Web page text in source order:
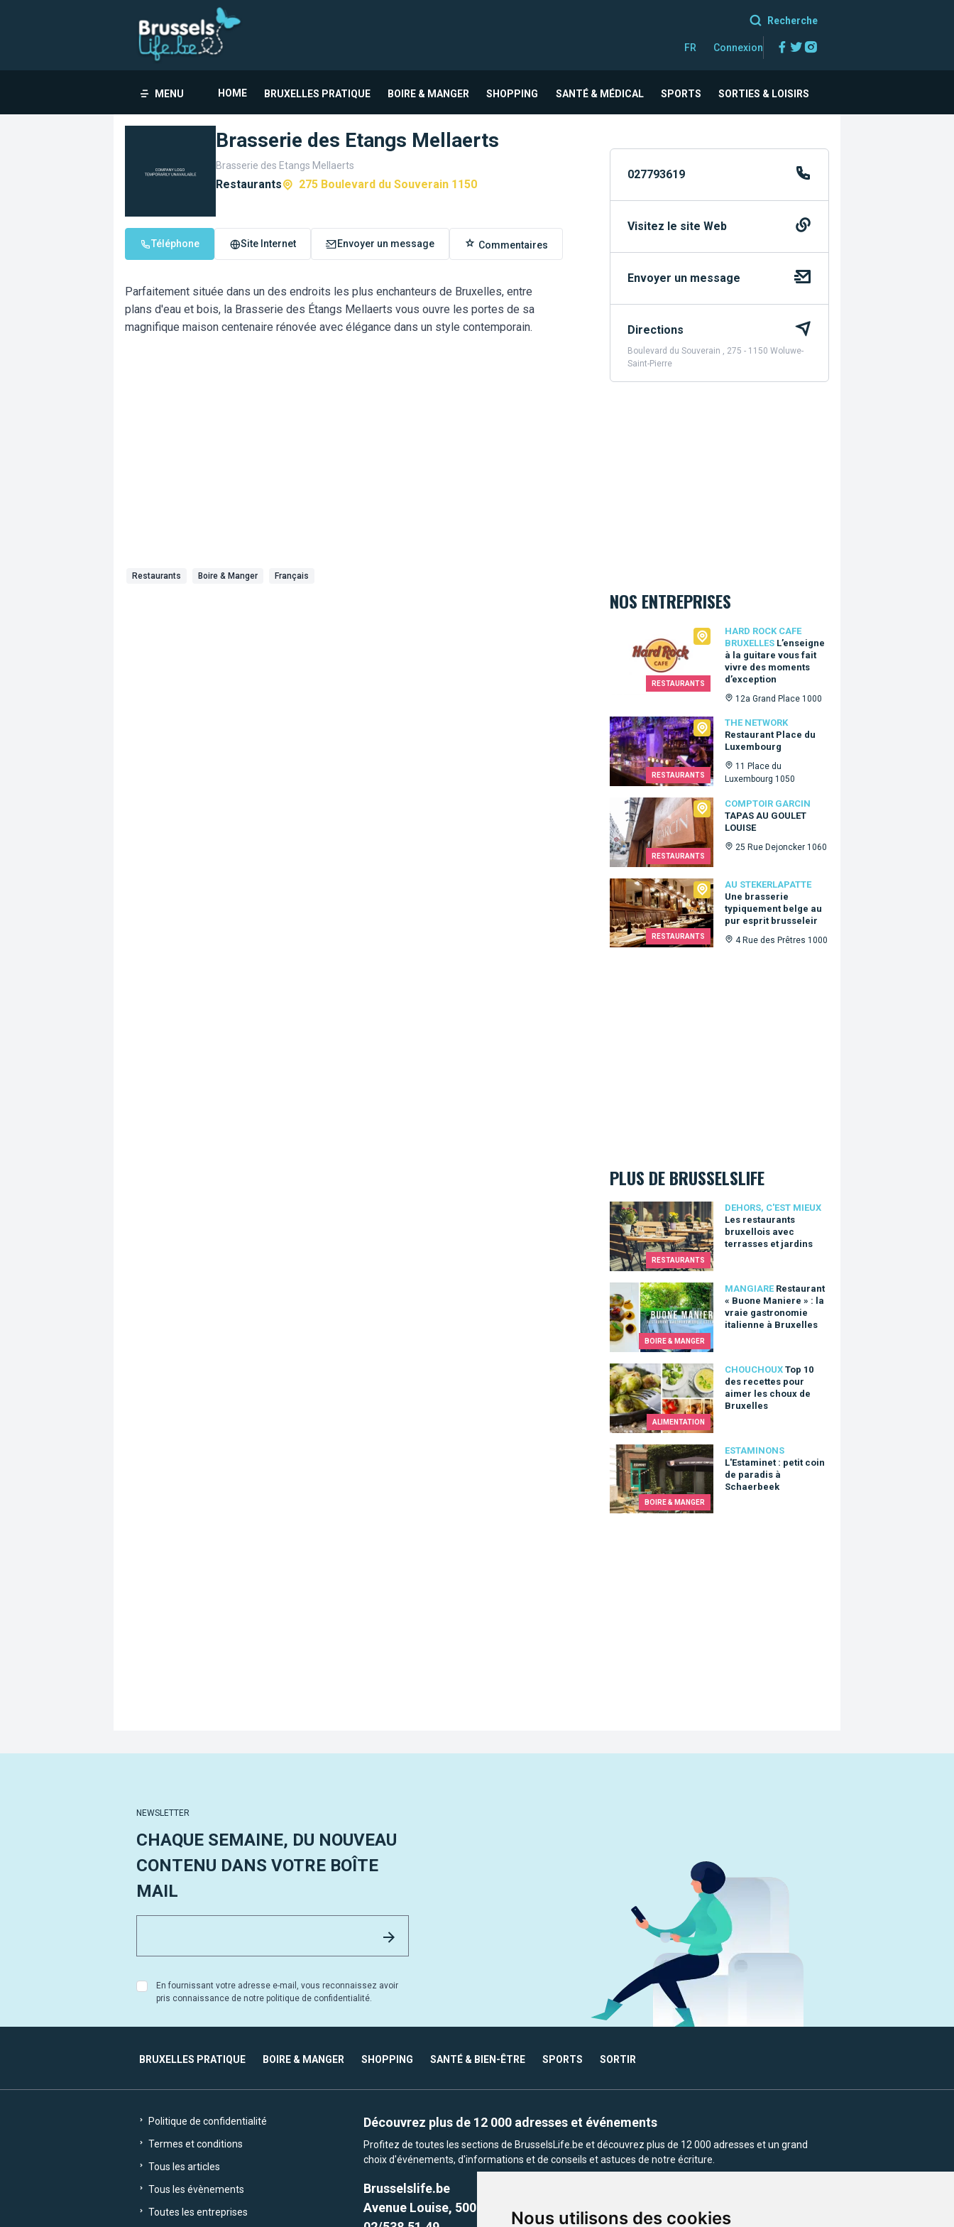
Nous utilisons des cookies
Recherche
FR Connexion Facebook
Twitter
MENU HOME BRUXELLES PRATIQUE BOIRE & MANGER SHOPPING SANTÉ & MÉDICAL SPORTS SORTIES & LOISIRS
Brasserie des Etangs Mellaerts
Brasserie des Etangs Mellaerts
Restaurants 275 Boulevard du Souverain 1150
Téléphone Site Internet Envoyer un message Commentaires
Parfaitement située dans un des endroits les plus enchanteurs de Bruxelles, entre
plans d'eau et bois, la Brasserie des Étangs Mellaerts vous ouvre les portes de sa
magnifique maison centenaire rénovée avec élégance dans un style contemporain.
Restaurants Boire & Manger Français
027793619
Visitez le site Web
Envoyer un message
Directions
Boulevard du Souverain , 275 - 1150 Woluwe-
Saint-Pierre
NOS ENTREPRISES
RESTAURANTS
HARD ROCK CAFE
BRUXELLES L’enseigne
à la guitare vous fait
vivre des moments
d’exception
12a Grand Place 1000
Hard Rock Cafe Bruxelles
RESTAURANTS
THE NETWORK
Restaurant Place du
Luxembourg
11 Place du
Luxembourg 1050
The Network
RESTAURANTS
COMPTOIR GARCIN
TAPAS AU GOULET
LOUISE
25 Rue Dejoncker 1060
Comptoir Garcin
RESTAURANTS
AU STEKERLAPATTE
Une brasserie
typiquement belge au
pur esprit brusseleir
4 Rue des Prêtres 1000
Au Stekerlapatte
PLUS DE BRUSSELSLIFE
RESTAURANTS
DEHORS, C'EST MIEUX
Les restaurants
bruxellois avec
terrasses et jardins
Les restaurants bruxellois avec terrasses et jardins
BOIRE & MANGER
MANGIARE Restaurant
« Buone Maniere » : la
vraie gastronomie
italienne à Bruxelles
Restaurant « Buone Maniere » : la vraie gastronomie italienne à
ALIMENTATION
CHOUCHOUX Top 10
des recettes pour
aimer les choux de
Bruxelles
Top 10 des recettes pour aimer les choux de Bruxelles
BOIRE & MANGER
ESTAMINONS
L'Estaminet : petit coin
de paradis à
Schaerbeek
L'Estaminet : petit coin de paradis à Schaerbeek
NEWSLETTER
CHAQUE SEMAINE, DU NOUVEAU
CONTENU DANS VOTRE BOÎTE
MAIL
En fournissant votre adresse e-mail, vous reconnaissez avoir
pris connaissance de notre politique de confidentialité.
BRUXELLES PRATIQUE BOIRE & MANGER SHOPPING SANTÉ & BIEN-ÊTRE SPORTS SORTIR
Politique de confidentialité
Termes et conditions
Tous les articles
Tous les évènements
Toutes les entreprises
Découvrez plus de 12 000 adresses et événements
Profitez de toutes les sections de BrusselsLife.be et découvrez plus de 12 000 adresses et un grand
choix d'événements, d'informations et de conseils et astuces de notre écriture.
Brusselslife.be
Avenue Louise, 500 -1050 Ixelles, Brussels,